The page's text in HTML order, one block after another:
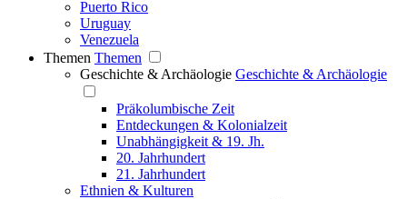
Puerto Rico
Uruguay
Venezuela
Themen Themen
Geschichte & Archäologie Geschichte & Archäologie
Präkolumbische Zeit
Entdeckungen & Kolonialzeit
Unabhängigkeit & 19. Jh.
20. Jahrhundert
21. Jahrhundert
Ethnien & Kulturen